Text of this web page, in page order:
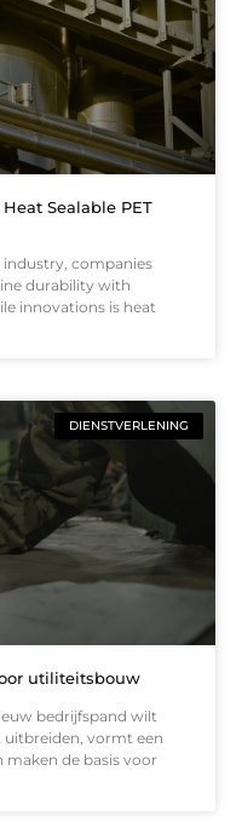
Sealable PET
companies
durability with
innovations is heat
DIENSTVERLENING
utiliteitsbouw
bedrijfspand wilt
uitbreiden, vormt een
de basis voor